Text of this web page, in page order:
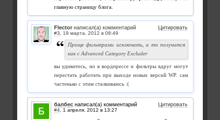
главную страницу блога.
Flector написал(а) комментарий Цитировать
#3
Проще фильтрами исключать, а то получится
как с Advanced Category Excluder
вы удивитесь, но в вордпрессе и фильтры вдруг могут
перестать работать при выходе новых версий WP. сам
частенько с этим сталкиваюсь :(
балбес написал(а) комментарий Цитировать
#4